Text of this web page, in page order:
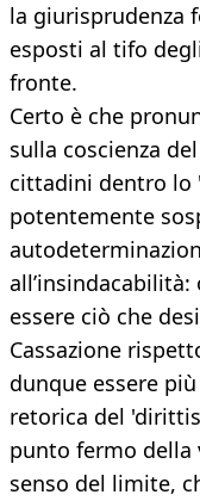
la giurisprudenza
esposti al tifo
fronte.
Certo è che
sulla coscienza
cittadini dentro lo
potentemente
essere ciò che
Cassazione
dunque essere
retorica del
punto fermo della
senso del limite,